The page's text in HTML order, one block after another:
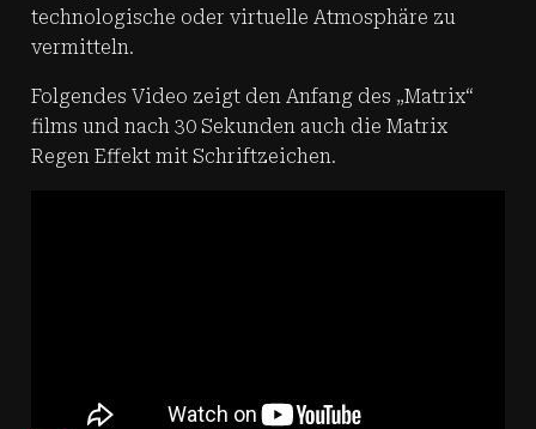
technologische oder virtuelle Atmosphäre zu
vermitteln.
Folgendes Video zeigt den Anfang des „Matrix“
films und nach 30 Sekunden auch die Matrix
Regen Effekt mit Schriftzeichen.